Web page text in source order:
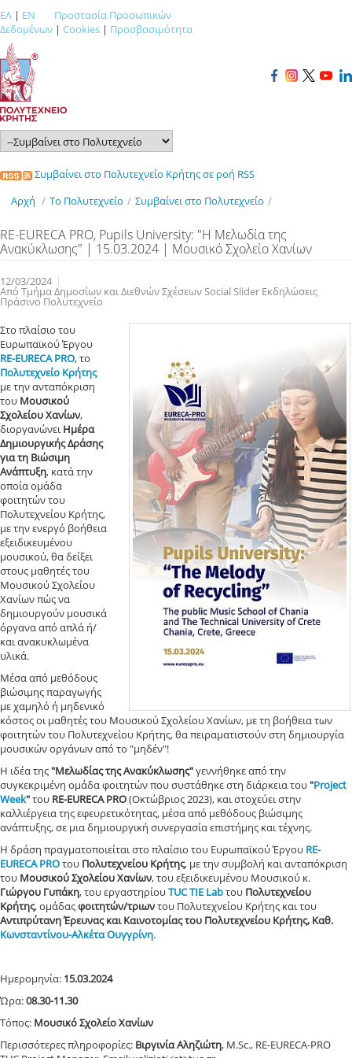
ΕΛ | EN
Προστασία Προσωπικών
Δεδομένων | Cookies | Προσβασιμότητα
Συμβαίνει στο Πολυτεχνείο Κρήτης σε ροή RSS
Αρχή / Το Πολυτεχνείο / Συμβαίνει στο Πολυτεχνείο /
RE-EURECA PRO, Pupils University: "Η Μελωδία της
Ανακύκλωσης" | 15.03.2024 | Μουσικό Σχολείο Χανίων
12/03/2024
Από Τμήμα Δημοσίων και Διεθνών Σχέσεων Social Slider Εκδηλώσεις
Πράσινο Πολυτεχνείο
Στο πλαίσιο του
Ευρωπαϊκού Έργου
RE-EURECA PRO, το
Πολυτεχνείο Κρήτης
με την ανταπόκριση
του Μουσικού
Σχολείου Χανίων,
διοργανώνειΗμέρα
Δημιουργικής Δράσης
για τη Βιώσιμη
Ανάπτυξη, κατά την
οποία ομάδα
φοιτητών του
Πολυτεχνείου Κρήτης,
με την ενεργό βοήθεια
εξειδικευμένου
μουσικού, θα δείξει
στους μαθητές του
Μουσικού Σχολείου
Χανίων πώς να
δημιουργούν μουσικά
όργανα από απλά ή/
και ανακυκλωμένα
υλικά.
Μέσα από μεθόδους
βιώσιμης παραγωγής
με χαμηλό ή μηδενικό
κόστος οι μαθητές του Μουσικού Σχολείου Χανίων, με τη βοήθεια των
φοιτητών του Πολυτεχνείου Κρήτης, θα πειραματιστούν στη δημιουργία
μουσικών οργάνων από το "μηδέν"!
Η ιδέα της "Μελωδίας της Ανακύκλωσης"γεννήθηκε από την
συγκεκριμένη ομάδα φοιτητών που συστάθηκε στη διάρκεια του "Project
Week"του RE-EURECA PRO(Οκτώβριος 2023), και στοχεύει στην
καλλιέργεια της εφευρετικότητας, μέσα από μεθόδους βιώσιμης
ανάπτυξης, σε μια δημιουργική συνεργασία επιστήμης και τέχνης.
Η δράση πραγματοποιείται στο πλαίσιο του Ευρωπαϊκού Έργου RE-
EURECA PROτου Πολυτεχνείου Κρήτης, με την συμβολή και ανταπόκριση
του Μουσικού Σχολείου Χανίων, του εξειδικευμένου Μουσικού κ.
Γιώργου Γυπάκη, του εργαστηρίουTUC TIE Labτου Πολυτεχνείου
Κρήτης, ομάδαςφοιτητών/τριωντου Πολυτεχνείου Κρήτης και του
Αντιπρύτανη Έρευνας και Καινοτομίας του Πολυτεχνείου Κρήτης, Καθ.
Κωνσταντίνου-Αλκέτα Ουγγρίνη.
Ημερομηνία: 15.03.2024
Ώρα:08.30-11.30
Τόπος: Μουσικό Σχολείο Χανίων
Περισσότερες πληροφορίες: Βιργινία Αληζιώτη, M.Sc., RE-EURECA-PRO